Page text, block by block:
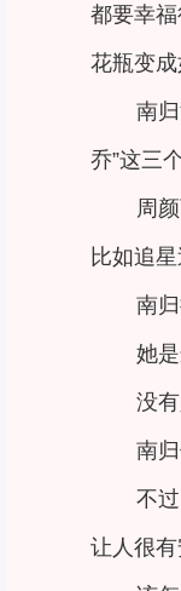
都要幸
花瓶变
南
乔”这三
周
比如追
南
她
没
南
不
让人很